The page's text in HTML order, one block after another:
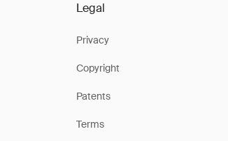
Legal
Privacy
Copyright
Patents
Terms